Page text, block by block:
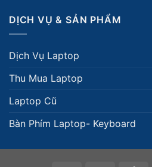
DỊCH VỤ & SẢN PHẨM
Dịch Vụ Laptop
Thu Mua Laptop
Laptop Cũ
Bàn Phím Laptop- Keyboard